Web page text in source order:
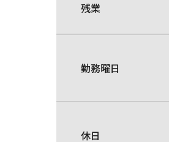
残業
勤務曜日
休日